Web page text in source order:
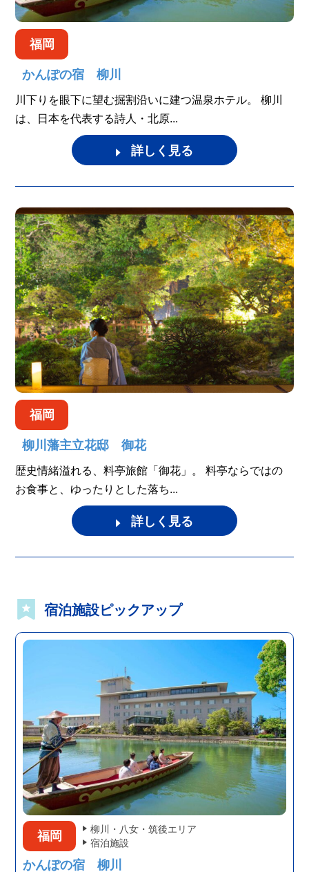
福岡
かんぽの宿 柳川
川下りを眼下に望む掘割沿いに建つ温泉ホテル。 柳川
は、日本を代表する詩人・北原...
詳しく見る
福岡
柳川藩主立花邸 御花
歴史情緒溢れる、料亭旅館「御花」。 料亭ならではの
お食事と、ゆったりとした落ち...
詳しく見る
宿泊施設ピックアップ
福岡
柳川・八女・筑後エリア
宿泊施設
かんぽの宿 柳川